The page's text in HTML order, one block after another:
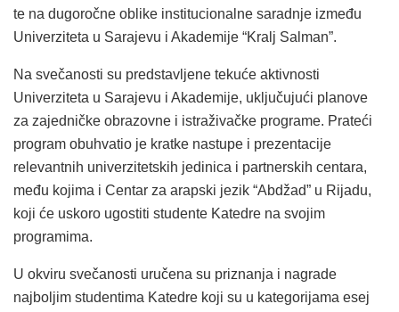
te na dugoročne oblike institucionalne saradnje između
Univerziteta u Sarajevu i Akademije “Kralj Salman”.
Na svečanosti su predstavljene tekuće aktivnosti
Univerziteta u Sarajevu i Akademije, uključujući planove
za zajedničke obrazovne i istraživačke programe. Prateći
program obuhvatio je kratke nastupe i prezentacije
relevantnih univerzitetskih jedinica i partnerskih centara,
među kojima i Centar za arapski jezik “Abdžad” u Rijadu,
koji će uskoro ugostiti studente Katedre na svojim
programima.
U okviru svečanosti uručena su priznanja i nagrade
najboljim studentima Katedre koji su u kategorijama esej